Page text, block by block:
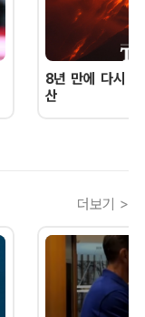
8년 만에 다시
산
더보기 >